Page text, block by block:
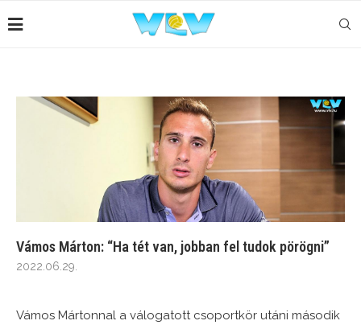
Vámos Márton: “Ha tét van, jobban fel tudok pörögni”
2022.06.29.
Vámos Mártonnal a válogatott csoportkör utáni második